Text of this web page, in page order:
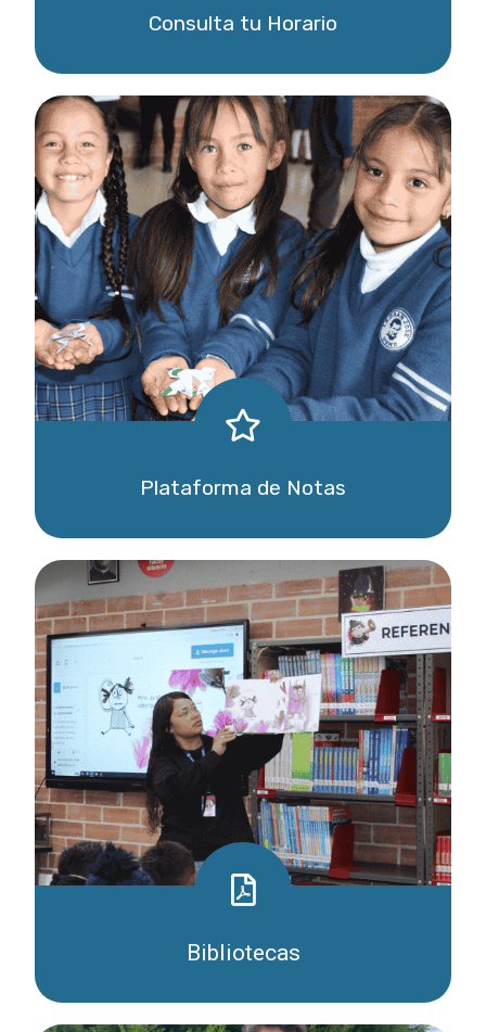
Consulta tu Horario
Descargar
Plataforma de Notas
Ingresar
Bibliotecas